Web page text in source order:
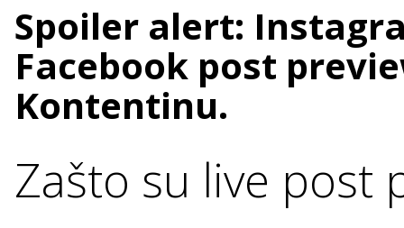
Spoiler alert:
Facebook post
Kontentinu.
Zašto su live post